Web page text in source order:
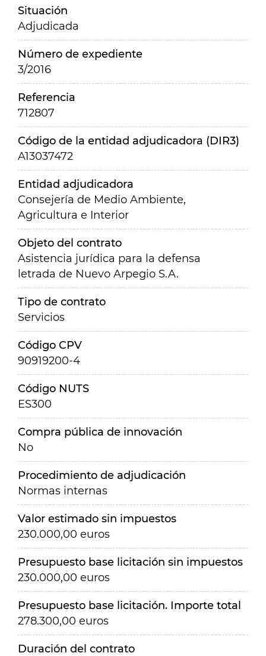
Situación
Adjudicada
Número de expediente
3/2016
Referencia
712807
Código de la entidad adjudicadora (DIR3)
A13037472
Entidad adjudicadora
Consejería de Medio Ambiente,
Agricultura e Interior
Objeto del contrato
Asistencia jurídica para la defensa
letrada de Nuevo Arpegio S.A.
Tipo de contrato
Servicios
Código CPV
90919200-4
Código NUTS
ES300
Compra pública de innovación
No
Procedimiento de adjudicación
Normas internas
Valor estimado sin impuestos
230.000,00 euros
Presupuesto base licitación sin impuestos
230.000,00 euros
Presupuesto base licitación. Importe total
278.300,00 euros
Duración del contrato